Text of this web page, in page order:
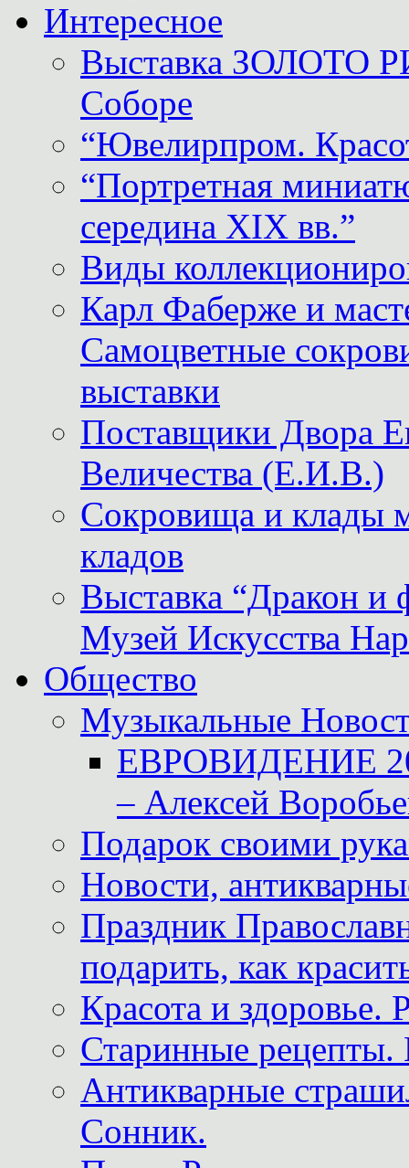
Интересное
Выставка ЗОЛОТО
Соборе
“Ювелирпром.
“Портретная
середина XIX вв.”
Виды
Карл Фаберже и
Самоцветные
выставки
Поставщики
Величества (Е.И.В.)
Сокровища и клады
кладов
Выставка “Дракон и
Музей Искусства
Общество
Музыкальные
ЕВРОВИДЕНИЕ
– Алексей
Подарок своими
Новости,
Праздник
подарить, как
Красота и здоровье.
Старинные рецепты.
Антикварные
Сонник.